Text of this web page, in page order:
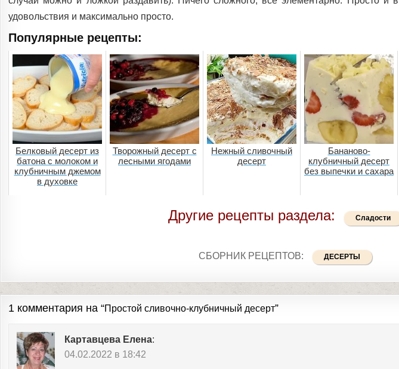
удовольствия и максимально просто.
Популярные рецепты:
Белковый десерт из
батона с молоком и
клубничным джемом
в духовке
Творожный десерт с
лесными ягодами
Нежный сливочный
десерт
Бананово-
клубничный десерт
без выпечки и сахара
Другие рецепты раздела: Сладости
СБОРНИК РЕЦЕПТОВ: ДЕСЕРТЫ
1 комментария на “Простой сливочно-клубничный десерт”
Картавцева Елена:
04.02.2022 в 18:42